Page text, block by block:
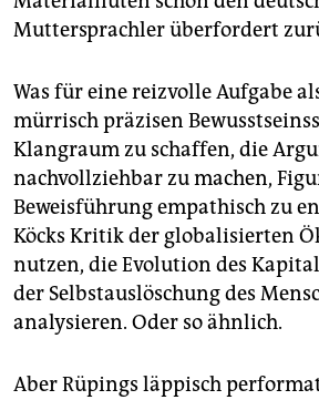
Muttersprachler überfordert
Was für eine reizvolle Aufgabe
mürrisch präzisen
Klangraum zu schaffen, die
nachvollziehbar zu machen,
Beweisführung empathisch zu
Köcks Kritik der globalisierten
nutzen, die Evolution des
der Selbstauslöschung des
analysieren. Oder so ähnlich.
Aber Rüpings läppisch